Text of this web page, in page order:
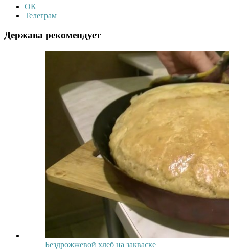
ОК
Телеграм
Держава рекомендует
Бездрожжевой хлеб на закваске